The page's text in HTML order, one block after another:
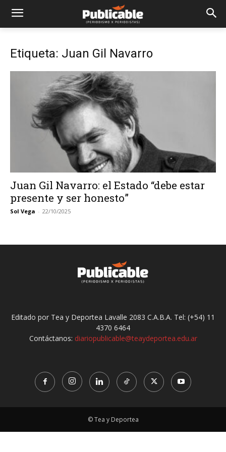
Etiqueta: Juan Gil Navarro
Juan Gil Navarro: el Estado “debe estar
presente y ser honesto”
Sol Vega - 22/10/2025
Editado por Tea y Deportea Lavalle 2083 C.A.B.A. Tel: (+54) 11
4370 6464
Contáctanos: diariopublicable@teaydeportea.edu.ar
© Tea y Deportea